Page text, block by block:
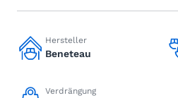
Hersteller
Beneteau
Verdrängung